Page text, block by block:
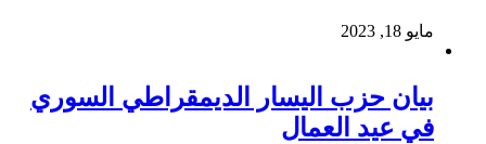
مايو 18, 2023
بيان حزب اليسار الديمقراطي السوري
في عيد العمال